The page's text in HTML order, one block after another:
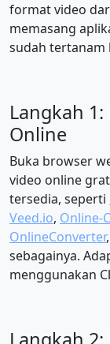
format video
memasang
sudah tertanam
Langkah
Online
Buka browser
video online
tersedia, seperti
Veed.io, Online-
OnlineConverter,
sebagainya.
menggunakan